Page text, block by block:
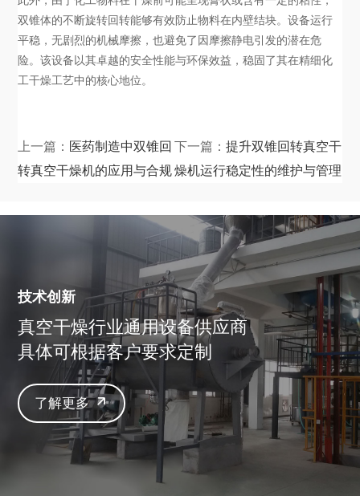
双锥体的不断旋转回转能够有效防止物料在内壁结块。设备运行
平稳，无剧烈的机械摩擦，也避免了因摩擦静电引发的潜在危
险。该设备以其卓越的安全性能与环保效益，稳固了其在精细化
工干燥工艺中的核心地位。
上一篇： 医药制造中双锥回
转真空干燥机的应用与合规
下一篇： 提升双锥回转真空干
燥机运行稳定性的维护与管理
技术创新
真空干燥行业通用设备供应商
具体可根据客户要求定制
了解更多